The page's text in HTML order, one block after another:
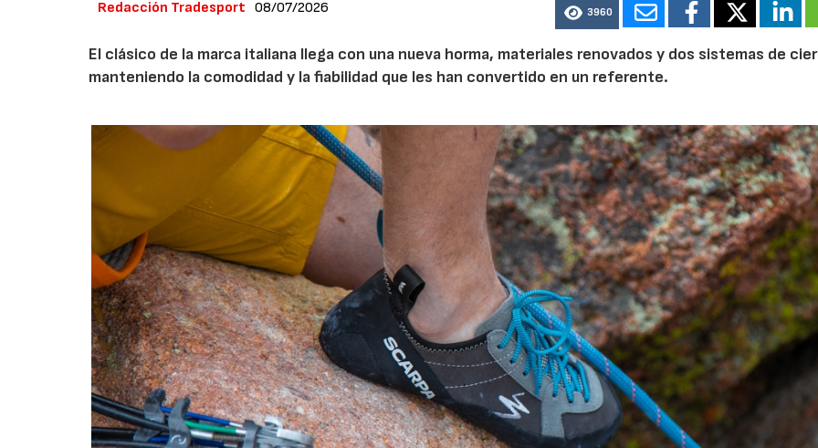
Redacción Tradesport 08/07/2026 3960
El clásico de la marca italiana llega con una nueva horma, materiales renovados y dos sistemas de
manteniendo la comodidad y la fiabilidad que les han convertido en un referente.